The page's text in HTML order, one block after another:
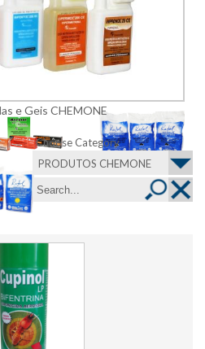
e Geis CHEMONE
Choose Category
PRODUTOS CHEMONE